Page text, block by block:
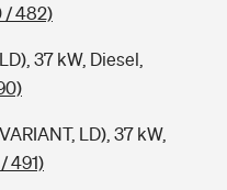
/ 482)
37 kW, Diesel,
LD), 37 kW,
491)